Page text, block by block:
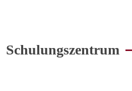
Schulungszentrum